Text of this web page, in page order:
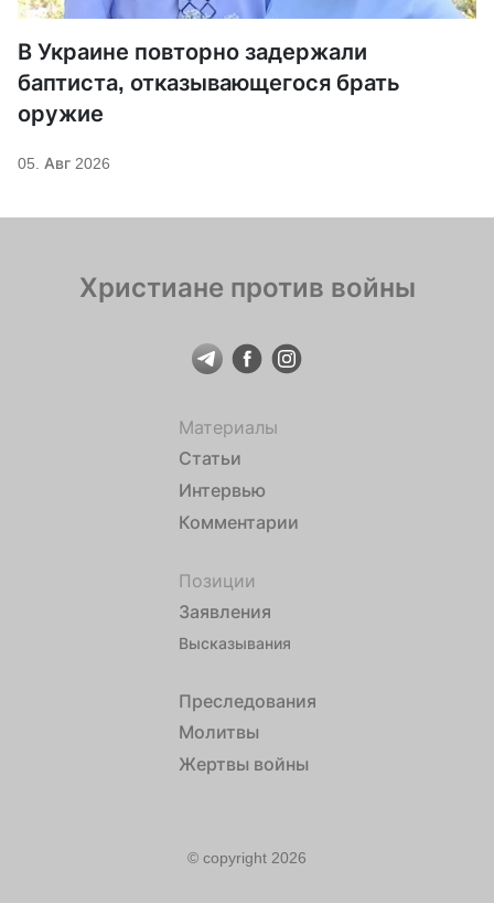
В Украине повторно задержали
баптиста, отказывающегося брать
оружие
05. Авг 2026
Христиане против войны
Материалы
Статьи
Интервью
Комментарии
Позиции
Заявления
Высказывания
Преследования
Молитвы
Жертвы войны
© copyright 2026